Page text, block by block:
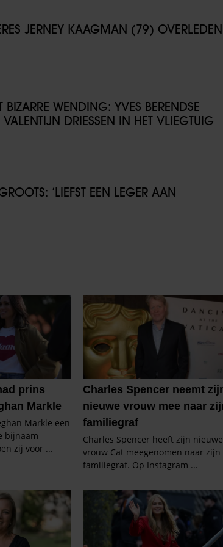
JERNEY KAAGMAN (79) OVERLEDEN
BIZARRE WENDING: YVES BERENDSE
DRIESSEN IN HET VLIEGTUIG
‘LIEFST EEN LEGER AAN